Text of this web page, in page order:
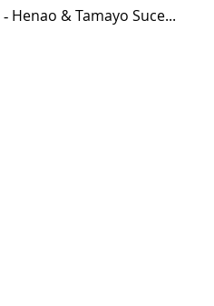
- Henao & Tamayo Suce...